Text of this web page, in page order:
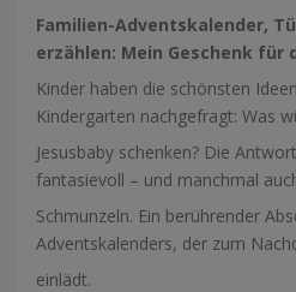
Familien-Adventskalender,
erzählen: Mein Geschenk für
Kinder haben die schönsten
Kindergarten nachgefragt: Was
Jesusbaby schenken? Die
fantasievoll – und manchmal
Schmunzeln. Ein berührender
Adventskalenders, der zum
einlädt.